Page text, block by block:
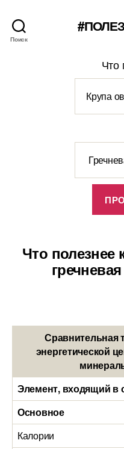
Поиск
Что
Что полезнее
Сравнительная
энергетической
Элемент, входящий в
Основное
Калории